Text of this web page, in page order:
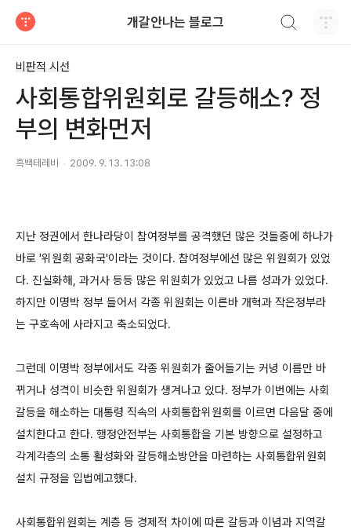
개갈안나는 블로그
비판적 시선
사회통합위원회로 갈등해소? 정
부의 변화먼저
흑백테레비 2009. 9. 13. 13:08
지난 정권에서 한나라당이 참여정부를 공격했던 많은 것들중에 하나가
바로 '위원회 공화국'이라는 것이다. 참여정부에선 많은 위원회가 있었
다. 진실화해, 과거사 등등 많은 위원회가 있었고 나름 성과가 있었다.
하지만 이명박 정부 들어서 각종 위원회는 이른바 개혁과 작은정부라
는 구호속에 사라지고 축소되었다.
그런데 이명박 정부에서도 각종 위원회가 줄어들기는 커녕 이름만 바
뀌거나 성격이 비슷한 위원회가 생겨나고 있다. 정부가 이번에는 사회
갈등을 해소하는 대통령 직속의 사회통합위원회를 이르면 다음달 중에
설치한다고 한다. 행정안전부는 사회통합을 기본 방향으로 설정하고
각계각층의 소통 활성화와 갈등해소방안을 마련하는 사회통합위원회
설치 규정을 입법예고했다.
사회통합위원회는 계층 등 경제적 차이에 따른 갈등과 이념과 지역갈